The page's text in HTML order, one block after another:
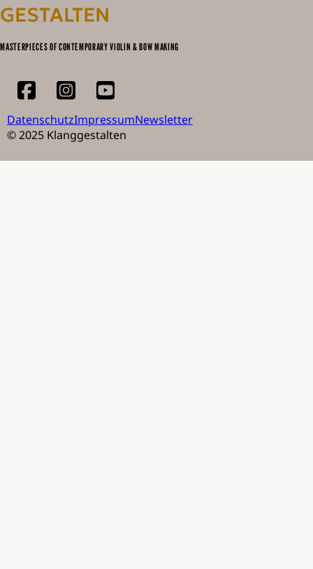
GESTALTEN
MASTERPIECES OF CONTEMPORARY VIOLIN & BOW MAKING
DatenschutzImpressumNewsletter
© 2025 Klanggestalten